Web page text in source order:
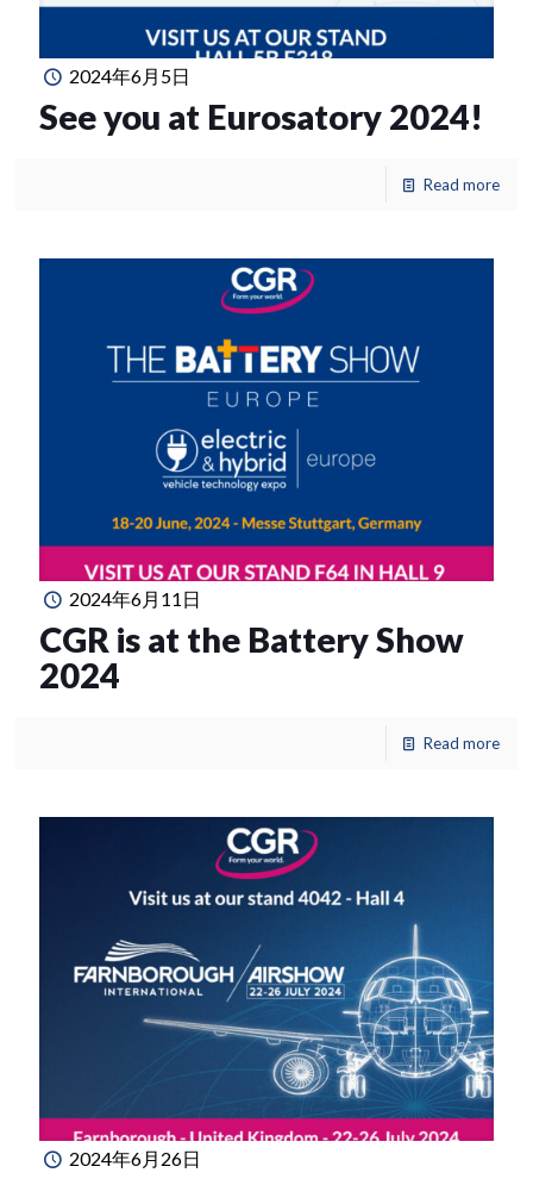
2024年6月5日
See you at Eurosatory 2024!
Read more
2024年6月11日
CGR is at the Battery Show
2024
Read more
2024年6月26日